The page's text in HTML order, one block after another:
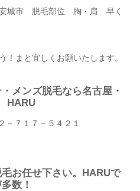
城市 脱毛部位 胸・肩 早く
まと宜しくお願いたします。
メンズ脱毛なら名古屋・
－７１７－５４２１
お任せ下さい。HARUで
数！